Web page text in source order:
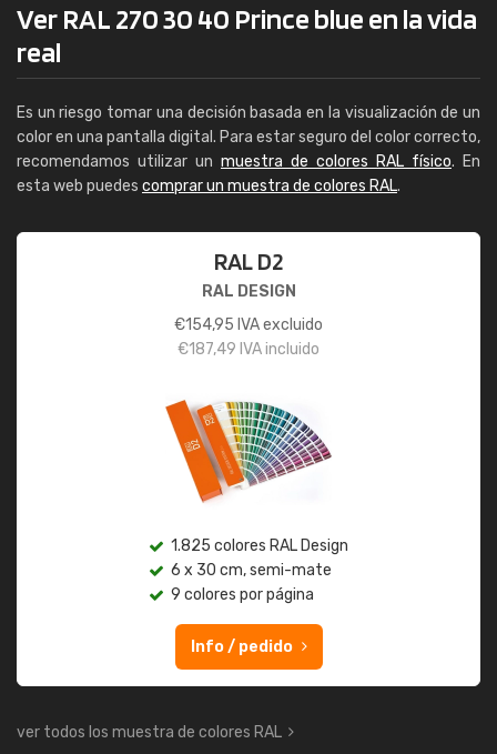
Ver RAL 270 30 40 Prince blue en la vida
real
Es un riesgo tomar una decisión basada en la visualización de un
color en una pantalla digital. Para estar seguro del color correcto,
recomendamos utilizar un muestra de colores RAL físico. En
esta web puedes comprar un muestra de colores RAL.
RAL D2
RAL DESIGN
€154,95 IVA excluido
€187,49 IVA incluido
1.825 colores RAL Design
6 x 30 cm, semi-mate
9 colores por página
Info / pedido
ver todos los muestra de colores RAL